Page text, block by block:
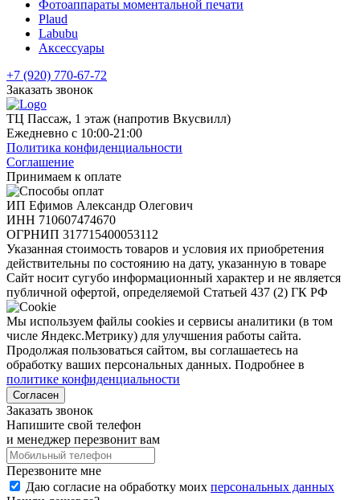
Фотоаппараты моментальной печати
Plaud
Labubu
Аксессуары
+7 (920) 770-67-72
Заказать звонок
ТЦ Пассаж, 1 этаж (напротив Вкусвилл)
Ежедневно с 10:00-21:00
Политика конфиденциальности
Соглашение
Принимаем к оплате
ИП Ефимов Александр Олегович
ИНН 710607474670
ОГРНИП 317715400053112
Указанная стоимость товаров и условия их приобретения
действительны по состоянию на дату, указанную в товаре
Сайт носит сугубо информационный характер и не является
публичной офертой, определяемой Статьей 437 (2) ГК РФ
Мы используем файлы cookies и сервисы аналитики (в том
числе Яндекс.Метрику) для улучшения работы сайта.
Продолжая пользоваться сайтом, вы соглашаетесь на
обработку ваших персональных данных. Подробнее в
политике конфиденциальности
Согласен
Заказать звонок
Напишите свой телефон
и менеджер перезвонит вам
Перезвоните мне
Даю согласие на обработку моих персональных данных